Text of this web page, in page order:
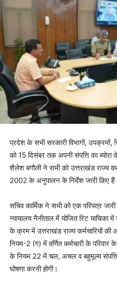
प्रदेश के सभी सरकारी विभागों, उपक्रमों,
को 15 दिसंबर तक अपनी संपत्ति का ब्योरा
शैलेश बगौली ने सभी को उत्तराखंड राज्य
2002 के अनुपालन के निर्देश जारी किए
सचिव कार्मिक ने सभी को एक परिपत्र
न्यायालय नैनीताल में योजित रिट याचिका
के क्रम में उत्तराखंड राज्य कर्मचारियों
नियम-2 (ग) में वर्णित कर्मचारी के परिवार
के नियम 22 में चल, अचल व बहुमूल्य
घोषणा करनी होगी।